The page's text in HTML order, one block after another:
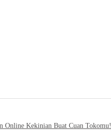
Online Kekinian Buat Cuan Tokomu!